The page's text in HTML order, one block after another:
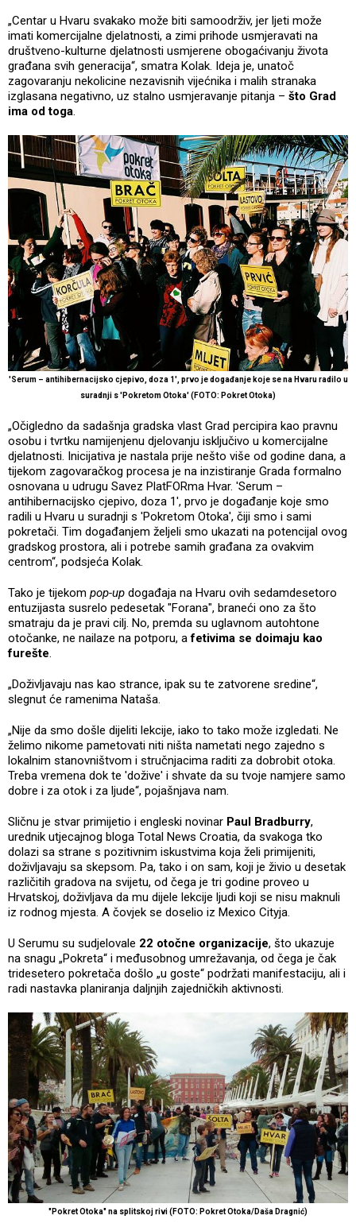
„Centar u Hvaru svakako može biti samoodrživ, jer ljeti može
imati komercijalne djelatnosti, a zimi prihode usmjeravati na
društveno-kulturne djelatnosti usmjerene obogaćivanju života
građana svih generacija“, smatra Kolak. Ideja je, unatoč
zagovaranju nekolicine nezavisnih vijećnika i malih stranaka
izglasana negativno, uz stalno usmjeravanje pitanja – što Grad
ima od toga.
'Serum – antihibernacijsko cjepivo, doza 1', prvo je događanje koje se na Hvaru radilo u
suradnji s 'Pokretom Otoka' (FOTO: Pokret Otoka)
„Očigledno da sadašnja gradska vlast Grad percipira kao pravnu
osobu i tvrtku namijenjenu djelovanju isključivo u komercijalne
djelatnosti. Inicijativa je nastala prije nešto više od godine dana, a
tijekom zagovaračkog procesa je na inzistiranje Grada formalno
osnovana u udrugu Savez PlatFORma Hvar. 'Serum –
antihibernacijsko cjepivo, doza 1', prvo je događanje koje smo
radili u Hvaru u suradnji s 'Pokretom Otoka', čiji smo i sami
pokretači. Tim događanjem željeli smo ukazati na potencijal ovog
gradskog prostora, ali i potrebe samih građana za ovakvim
centrom“, podsjeća Kolak.
Tako je tijekom pop-up događaja na Hvaru ovih sedamdesetoro
entuzijasta susrelo pedesetak "Forana", braneći ono za što
smatraju da je pravi cilj. No, premda su uglavnom autohtone
otočanke, ne nailaze na potporu, afetivima se doimaju kao
furešte.
„Doživljavaju nas kao strance, ipak su te zatvorene sredine“,
slegnut će ramenima Nataša.
„Nije da smo došle dijeliti lekcije, iako to tako može izgledati. Ne
želimo nikome pametovati niti ništa nametati nego zajedno s
lokalnim stanovništvom i stručnjacima raditi za dobrobit otoka.
Treba vremena dok te 'dožive' i shvate da su tvoje namjere samo
dobre i za otok i za ljude“, pojašnjava nam.
Sličnu je stvar primijetio i engleski novinar Paul Bradburry,
urednik utjecajnog bloga Total News Croatia, da svakoga tko
dolazi sa strane s pozitivnim iskustvima koja želi primijeniti,
doživljavaju sa skepsom. Pa, tako i on sam, koji je živio u desetak
različitih gradova na svijetu, od čega je tri godine proveo u
Hrvatskoj, doživljava da mu dijele lekcije ljudi koji se nisu maknuli
iz rodnog mjesta. A čovjek se doselio iz Mexico Cityja.
U Serumu su sudjelovale 22 otočne organizacije, što ukazuje
na snagu „Pokreta“ i međusobnog umrežavanja, od čega je čak
tridesetero pokretača došlo „u goste“ podržati manifestaciju, ali i
radi nastavka planiranja daljnjih zajedničkih aktivnosti.
"Pokret Otoka" na splitskoj rivi (FOTO: Pokret Otoka/Daša Dragnić)